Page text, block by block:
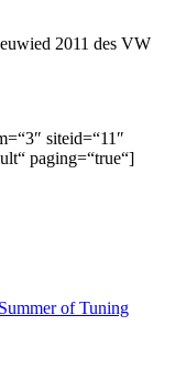
2011 des VW
siteid=“11″
paging=“true“]
of Tuning